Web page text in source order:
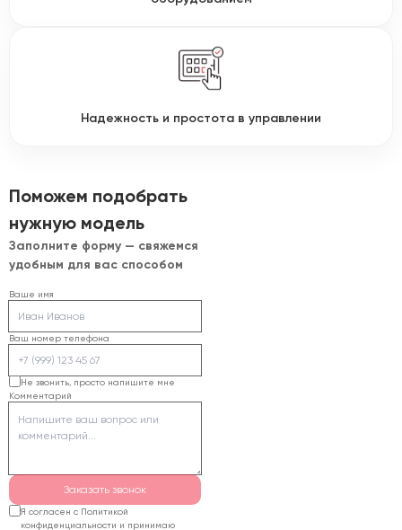
Надежность и простота в управлении
Поможем подобрать
нужную модель
Заполните форму — свяжемся
удобным для вас способом
Ваше имя
Ваш номер телефона
Не звонить, просто напишите мне
Комментарий
Заказать звонок
Я согласен с Политикой
конфиденциальности и принимаю